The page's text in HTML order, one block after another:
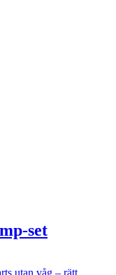
set
utan våg – rätt